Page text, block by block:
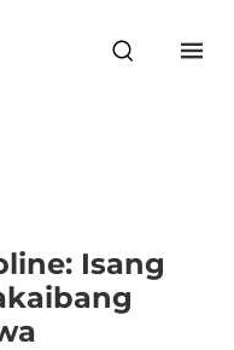
Isang